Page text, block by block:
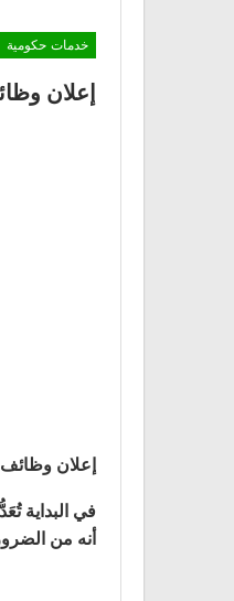
خدمات حكومية
إعلان
إعلان
في البداية
أنه من